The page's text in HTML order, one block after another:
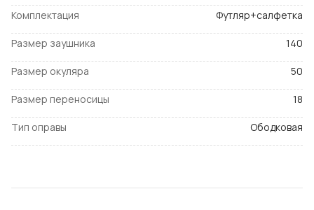
Комплектация Футляр+салфетка
Размер заушника 140
Размер окуляра 50
Размер переносицы 18
Тип оправы Ободковая